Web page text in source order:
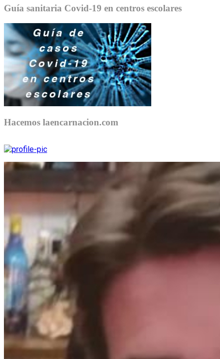
Guía sanitaria Covid-19 en centros escolares
Hacemos laencarnacion.com